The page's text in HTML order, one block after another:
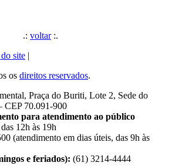
.: voltar:.
site |
os direitos reservados.
Praça do Buriti, Lote 2, Sede do
70.091-900
para atendimento ao público
12h às 19h
(atendimento em dias úteis, das 9h às
e feriados): (61) 3214-4444